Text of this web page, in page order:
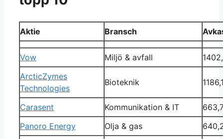
Aktie Bransch
Vow Miljö & avfall
ArcticZymes
Technologies
Bioteknik
Carasent Kommunikation & IT
Panoro Energy
Olja & gas